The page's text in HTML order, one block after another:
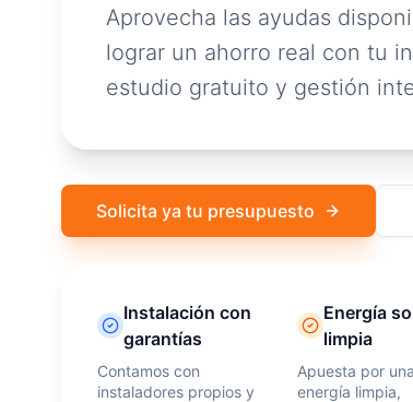
Aprovecha las ayudas
lograr un ahorro real con tu
estudio gratuito y gestión
Solicita ya tu presupuesto
Instalación con
garantías
Contamos con
instaladores propios y
Energía
limpia
Apuesta por una
energía limpia,